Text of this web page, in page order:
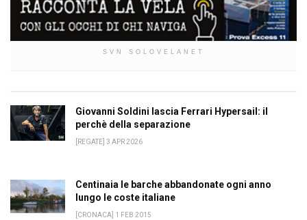
SVN SOLOVELANET
Giovanni Soldini lascia Ferrari Hypersail: il
perchè della separazione
[REGATE] 3 APR 2026
Centinaia le barche abbandonate ogni anno
lungo le coste italiane
[CRONACA] 1 FEB 2015